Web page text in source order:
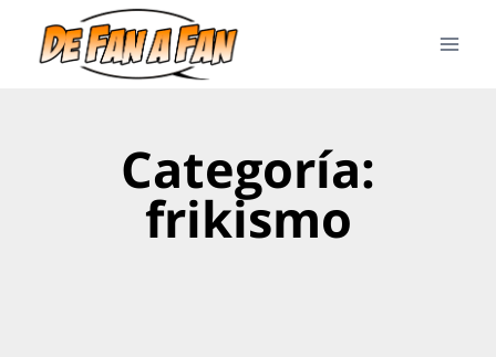
Categoría:
frikismo